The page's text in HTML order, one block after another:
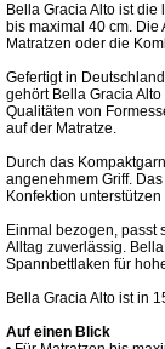
Bella Gracia Alto ist
bis maximal 40 cm.
Matratzen oder die
Gefertigt in
gehört Bella Gracia
Qualitäten von
auf der Matratze.
Durch das
angenehmem Griff.
Konfektion
Einmal bezogen, passt
Alltag zuverlässig.
Spannbettlaken für
Bella Gracia Alto ist in
Auf einen Blick